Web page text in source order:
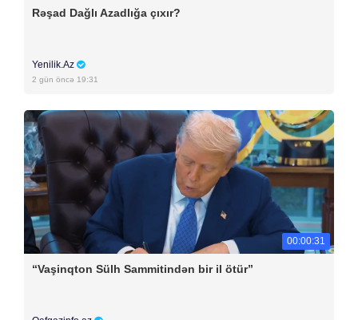
Rəşad Dağlı Azadlığa çıxır?
Yenilik.Az
2 gün öncə 19:31
00:00:31
“Vaşinqton Sülh Sammitindən bir il ötür”